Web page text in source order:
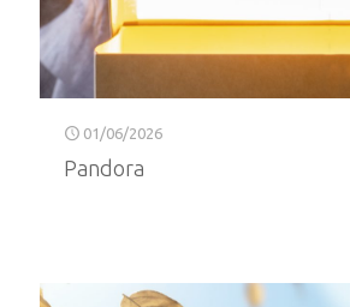
01/06/2026
Pandora